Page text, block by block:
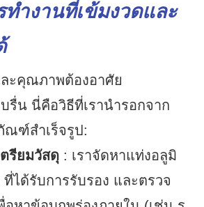
ทำงานที่เข้มงวดและ
ะคุณภาพต้องอาศัย
รื่น นี่คือวิธีที่เรานำรอกจาก
ณฑ์สำเร็จรูป:
รียมวัสดุ : เราจัดหาแท่งอลูมิ
ที่ได้รับการรับรอง และตรวจ